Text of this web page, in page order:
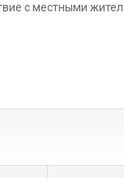
с местными